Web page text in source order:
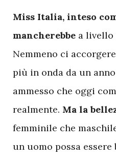
Miss Italia, inteso
mancherebbe a livello
Nemmeno ci
più in onda da un
ammesso che oggi
realmente. Ma la
femminile che
un uomo possa essere